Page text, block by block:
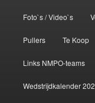
Foto`s / Video`s
Pullers Te Koop
Links NMPO-teams
Wedstrijdkalender